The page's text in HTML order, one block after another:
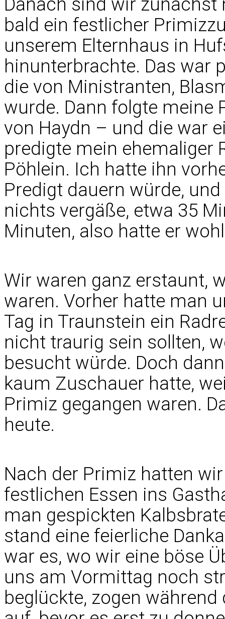
bald ein festlicher
unserem Elternhaus in
hinunterbrachte. Das war
die von Ministranten,
wurde. Dann folgte meine
von Haydn – und die war
predigte mein ehemaliger
Pöhlein. Ich hatte ihn
Predigt dauern würde,
nichts vergäße, etwa 35
Minuten, also hatte er
Wir waren ganz erstaunt,
waren. Vorher hatte man
Tag in Traunstein ein
nicht traurig sein sollten,
besucht würde. Doch
kaum Zuschauer hatte,
Primiz gegangen waren.
heute.
Nach der Primiz hatten
festlichen Essen ins
man gespickten
stand eine feierliche
war es, wo wir eine böse
uns am Vormittag noch
beglückte, zogen